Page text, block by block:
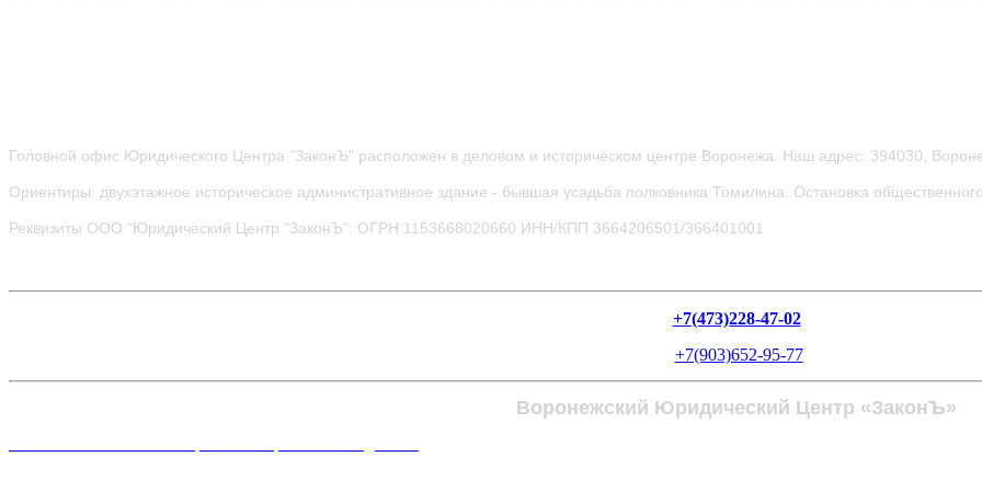
Головной офис Юридического Центра "ЗаконЪ" расположен в деловом и историческом центре Воронежа. Наш адрес: 394030,
Ориентиры: двухэтажное историческое административное здание - бывшая усадьба полковника Томилина. Остановка
Реквизиты ООО "Юридический Центр "ЗаконЪ": ОГРН 1153668020660 ИНН/КПП 3664206501/366401001
+7(473)228-47-02
+7(903)652-95-77
Воронежский Юридический Центр «ЗаконЪ»